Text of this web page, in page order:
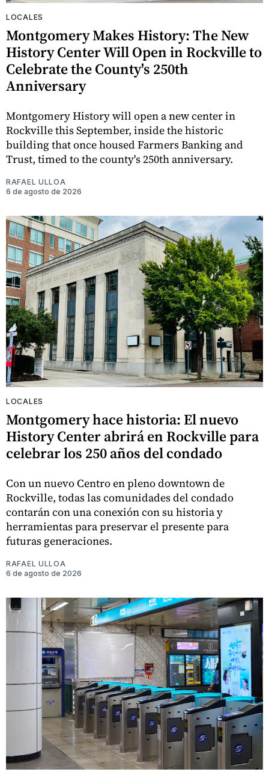
LOCALES
Montgomery Makes History: The New
History Center Will Open in Rockville to
Celebrate the County's 250th
Anniversary
Montgomery History will open a new center in
Rockville this September, inside the historic
building that once housed Farmers Banking and
Trust, timed to the county's 250th anniversary.
RAFAEL ULLOA
6 de agosto de 2026
LOCALES
Montgomery hace historia: El nuevo
History Center abrirá en Rockville para
celebrar los 250 años del condado
Con un nuevo Centro en pleno downtown de
Rockville, todas las comunidades del condado
contarán con una conexión con su historia y
herramientas para preservar el presente para
futuras generaciones.
RAFAEL ULLOA
6 de agosto de 2026